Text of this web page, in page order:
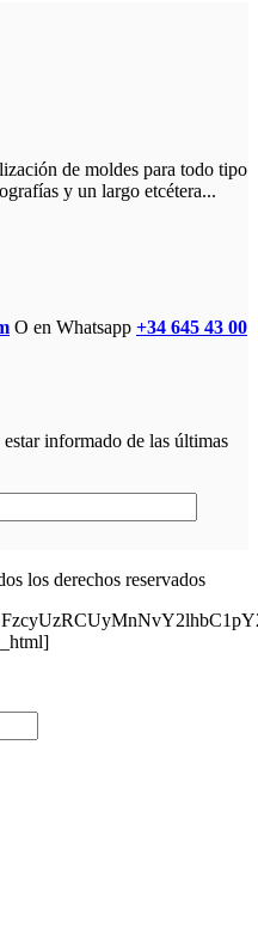
de moldes para todo tipo
y un largo etcétera...
O en Whatsapp +34 645 43 00
informado de las últimas
los derechos reservados